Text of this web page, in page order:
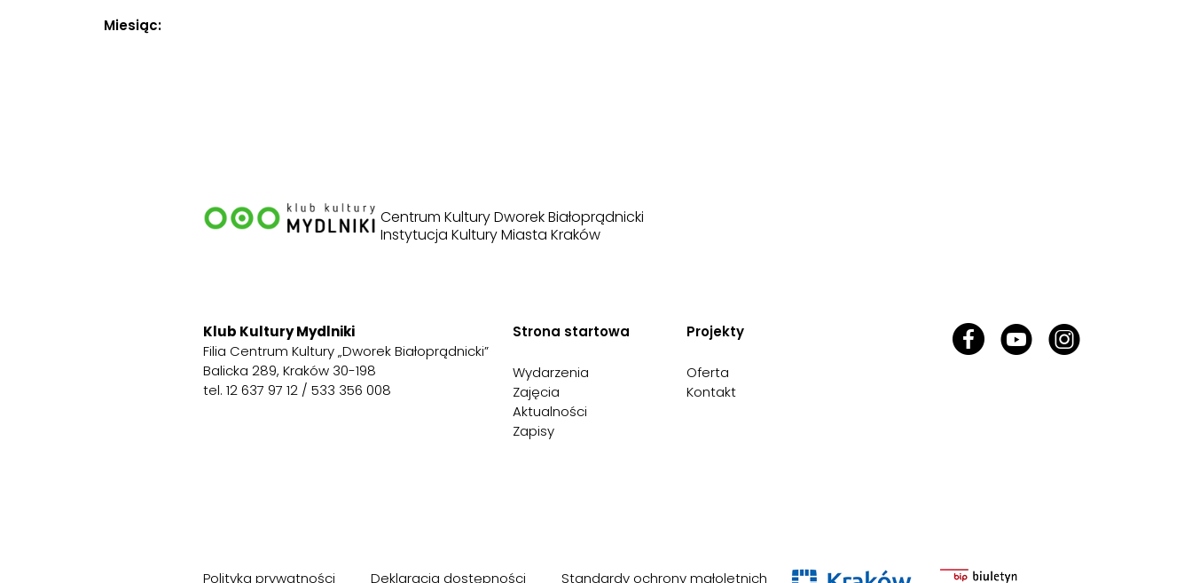
Miesiąc:
Centrum Kultury Dworek Białoprądnicki
Instytucja Kultury Miasta Kraków
Klub Kultury Mydlniki
Filia Centrum Kultury „Dworek Białoprądnicki”
Balicka 289, Kraków 30-198
tel. 12 637 97 12 / 533 356 008
Strona startowa
Wydarzenia
Zajęcia
Aktualności
Zapisy
Projekty
Oferta
Kontakt
Polityka prywatności Deklaracja dostępności Standardy ochrony małoletnich